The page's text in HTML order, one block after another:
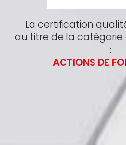
La certification
au titre de la
:
ACTIONS DE